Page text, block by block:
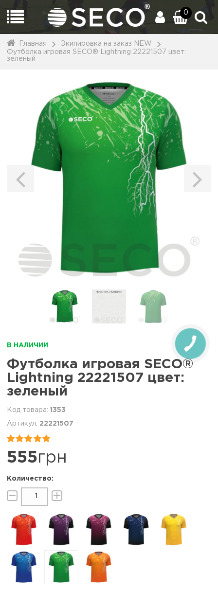
0
Главная
Экипировка на заказ NEW
Футболка игровая SECO® Lightning 22221507 цвет:
зеленый
В НАЛИЧИИ
Футболка игровая SECO®
Lightning 22221507 цвет:
зеленый
1353
22221507


555грн